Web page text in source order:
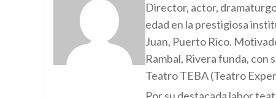
Director, actor,
edad en la prestigiosa
Juan, Puerto Rico.
Rambal, Rivera funda, con
Teatro TEBA (Teatro